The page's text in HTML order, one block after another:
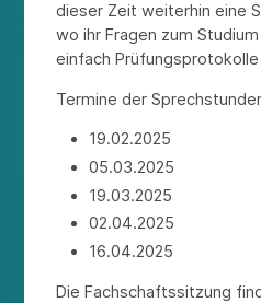
dieser Zeit weiterhin eine
wo ihr Fragen zum
einfach
Termine der
19.02.2025
05.03.2025
19.03.2025
02.04.2025
16.04.2025
Die Fachschaftssitzung